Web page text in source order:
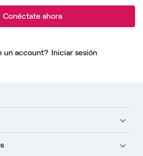
Conéctate ahora
un account? Iniciar sesión